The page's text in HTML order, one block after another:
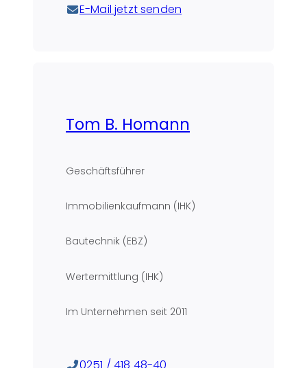
E-Mail jetzt senden
Tom B. Homann
Geschäftsführer
Immobilienkaufmann (IHK)
Bautechnik (EBZ)
Wertermittlung (IHK)
Im Unternehmen seit 2011